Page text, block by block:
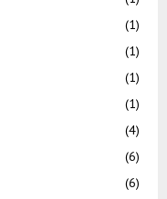
(1)
(1)
(1)
(1)
(4)
(6)
(6)